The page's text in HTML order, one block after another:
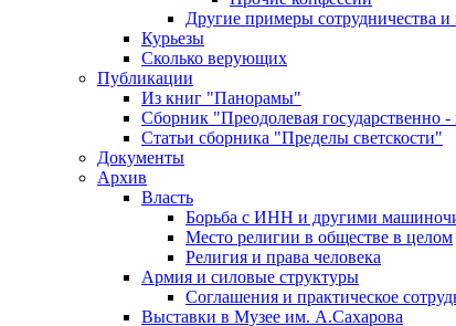
Другие примеры сотрудничества и
Курьезы
Сколько верующих
Публикации
Из книг "Панорамы"
Сборник "Преодолевая государственно
Статьи сборника "Пределы светскости"
Документы
Архив
Власть
Борьба с ИНН и другими
Место религии в обществе в целом
Религия и права человека
Армия и силовые структуры
Соглашения и практическое
Выставки в Музее им. А.Сахарова